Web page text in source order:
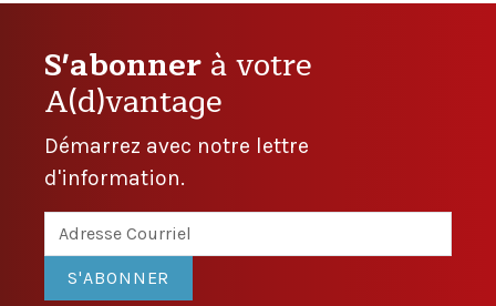
S'abonnerà votre
A(d)vantage
Démarrez avec notre lettre
d'information.
S'ABONNER